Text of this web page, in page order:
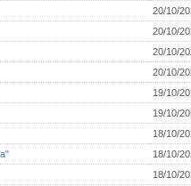
20/10/
20/10/
20/10/
20/10/
19/10/
19/10/
18/10/
18/10/
18/10/